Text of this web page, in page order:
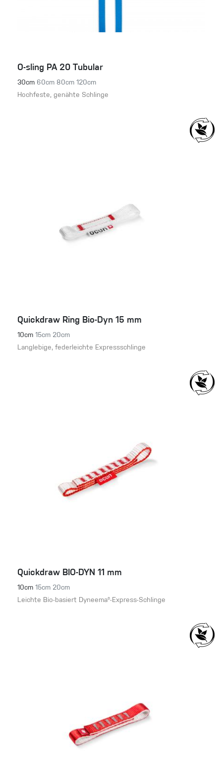
O-sling PA 20 Tubular
30cm 60cm 80cm 120cm
Hochfeste, genähte Schlinge
Quickdraw Ring Bio-Dyn 15 mm
10cm 15cm 20cm
Langlebige, federleichte Expressschlinge
Quickdraw BIO-DYN 11 mm
10cm 15cm 20cm
Leichte Bio-basiert Dyneema®-Express-Schlinge